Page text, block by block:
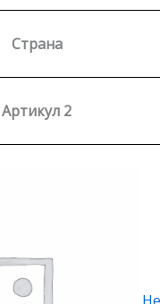
Страна
Артикул 2